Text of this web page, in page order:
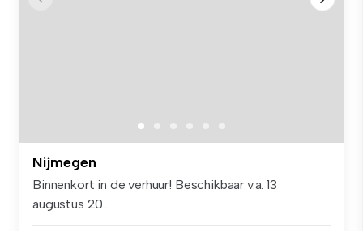
Nijmegen
Binnenkort in de verhuur! Beschikbaar v.a. 13
augustus 20...